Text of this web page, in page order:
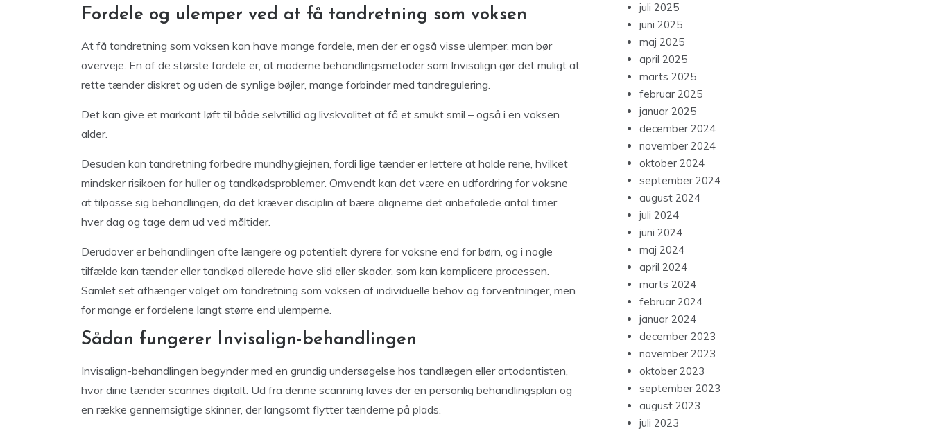
Fordele og ulemper ved at få tandretning som voksen
At få tandretning som voksen kan have mange fordele, men der er også visse ulemper, man bør
overveje. En af de største fordele er, at moderne behandlingsmetoder som Invisalign gør det muligt at
rette tænder diskret og uden de synlige bøjler, mange forbinder med tandregulering.
Det kan give et markant løft til både selvtillid og livskvalitet at få et smukt smil – også i en voksen
alder.
Desuden kan tandretning forbedre mundhygiejnen, fordi lige tænder er lettere at holde rene, hvilket
mindsker risikoen for huller og tandkødsproblemer. Omvendt kan det være en udfordring for voksne
at tilpasse sig behandlingen, da det kræver disciplin at bære alignerne det anbefalede antal timer
hver dag og tage dem ud ved måltider.
Derudover er behandlingen ofte længere og potentielt dyrere for voksne end for børn, og i nogle
tilfælde kan tænder eller tandkød allerede have slid eller skader, som kan komplicere processen.
Samlet set afhænger valget om tandretning som voksen af individuelle behov og forventninger, men
for mange er fordelene langt større end ulemperne.
Sådan fungerer Invisalign-behandlingen
Invisalign-behandlingen begynder med en grundig undersøgelse hos tandlægen eller ortodontisten,
hvor dine tænder scannes digitalt. Ud fra denne scanning laves der en personlig behandlingsplan og
en række gennemsigtige skinner, der langsomt flytter tænderne på plads.
juli 2025
juni 2025
maj 2025
april 2025
marts 2025
februar 2025
januar 2025
december 2024
november 2024
oktober 2024
september 2024
august 2024
juli 2024
juni 2024
maj 2024
april 2024
marts 2024
februar 2024
januar 2024
december 2023
november 2023
oktober 2023
september 2023
august 2023
juli 2023